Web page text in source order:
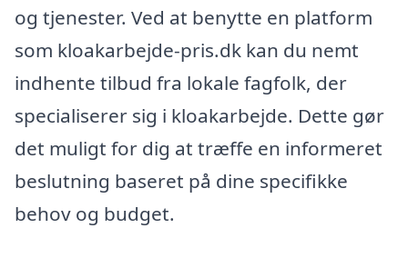
og tjenester. Ved at benytte en platform
som kloakarbejde-pris.dk kan du nemt
indhente tilbud fra lokale fagfolk, der
specialiserer sig i kloakarbejde. Dette gør
det muligt for dig at træffe en informeret
beslutning baseret på dine specifikke
behov og budget.